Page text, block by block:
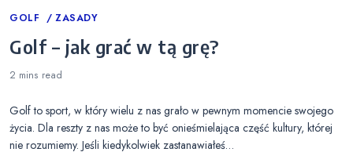
Categories
GOLF ZASADY
Golf – jak grać w tą grę?
2 mins read
Golf to sport, w który wielu z nas grało w pewnym momencie swojego
życia. Dla reszty z nas może to być onieśmielająca część kultury, której
nie rozumiemy. Jeśli kiedykolwiek zastanawiałeś…